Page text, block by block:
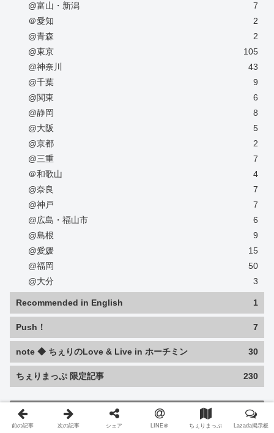
@富山・新潟
7
＠愛知
2
@青森
2
@東京
105
@神奈川
43
@千葉
9
@関東
6
@静岡
8
@大阪
5
@京都
2
@三重
7
＠和歌山
4
@奈良
7
@神戸
7
@広島・福山市
6
@島根
9
@愛媛
15
@福岡
50
@大分
3
Recommended in English 1
Push！ 7
note ◆ ちぇりのLove & Live in ホーチミン 30
ちぇりまっぷ 限定記事 230
Capichi
前の記事 次の記事 シェア LINE＠ ちぇりまっぷ Lazada掲示板